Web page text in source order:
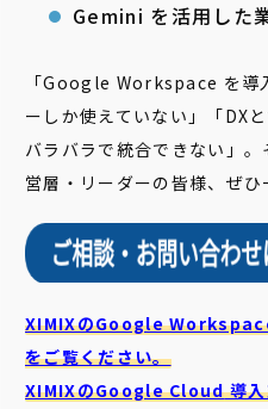
Gemini を活用した
「Google Workspace を導
ーしか使えていない」「DX
バラバラで統合できない」
営層・リーダーの皆様、ぜひ
XIMIXのGoogle
をご覧ください。
XIMIXのGoogle Cloud導入